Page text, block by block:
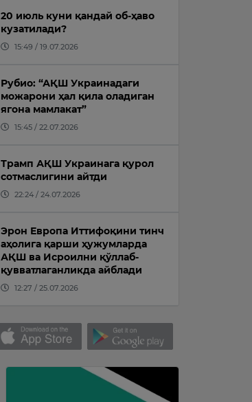
20 июль куни қандай об-ҳаво
кузатилади?
15:49 / 19.07.2026
Рубио: “АҚШ Украинадаги
можарони ҳал қила оладиган
ягона мамлакат”
15:45 / 22.07.2026
Трамп АҚШ Украинага қурол
сотмаслигини айтди
22:24 / 24.07.2026
Эрон Европа Иттифоқини тинч
аҳолига қарши ҳужумларда
АҚШ ва Исроилни қўллаб-
қувватлаганликда айблади
12:27 / 25.07.2026